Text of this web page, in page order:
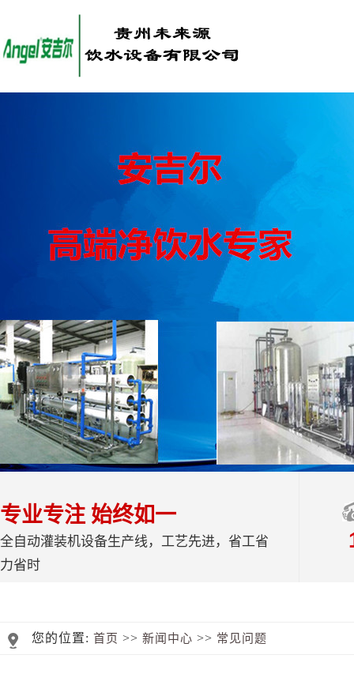
专业专注 始终如一
全自动灌装机设备生产线，工艺先进，省工省
力省时
您的位置: 首页 >> 新闻中心 >> 常见问题